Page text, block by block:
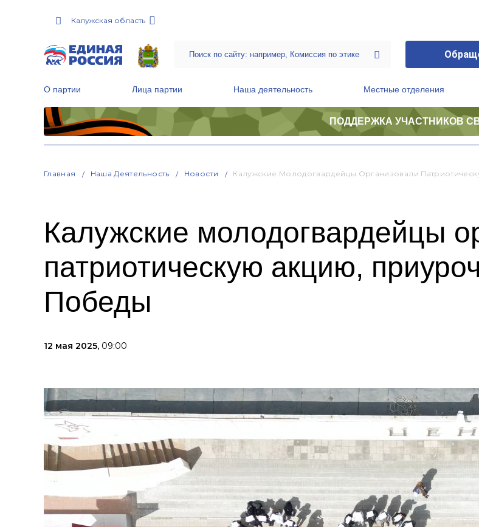
Калужская область
О партии Лица партии Наша деятельность Местные отделения
ПОДДЕРЖКА УЧАСТНИКОВ
Главная Наша Деятельность Новости Калужские Молодогвардейцы Организовали
Калужские молодогвардейцы
патриотическую акцию,
Победы
12 мая 2025, 09:00